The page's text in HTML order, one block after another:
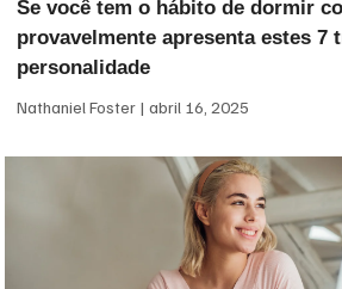
Se você tem o hábito de dormir
provavelmente apresenta estes 7
personalidade
Nathaniel Foster abril 16, 2025